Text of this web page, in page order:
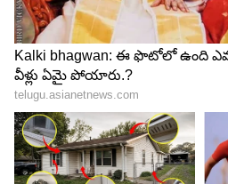
Image Credit :X
పిటిషన్ దాఖలు చేసిన
మహిళలకు నెలసరి సమయంలో
ఇవ్వాలని కోరుతూ న్యాయవాది